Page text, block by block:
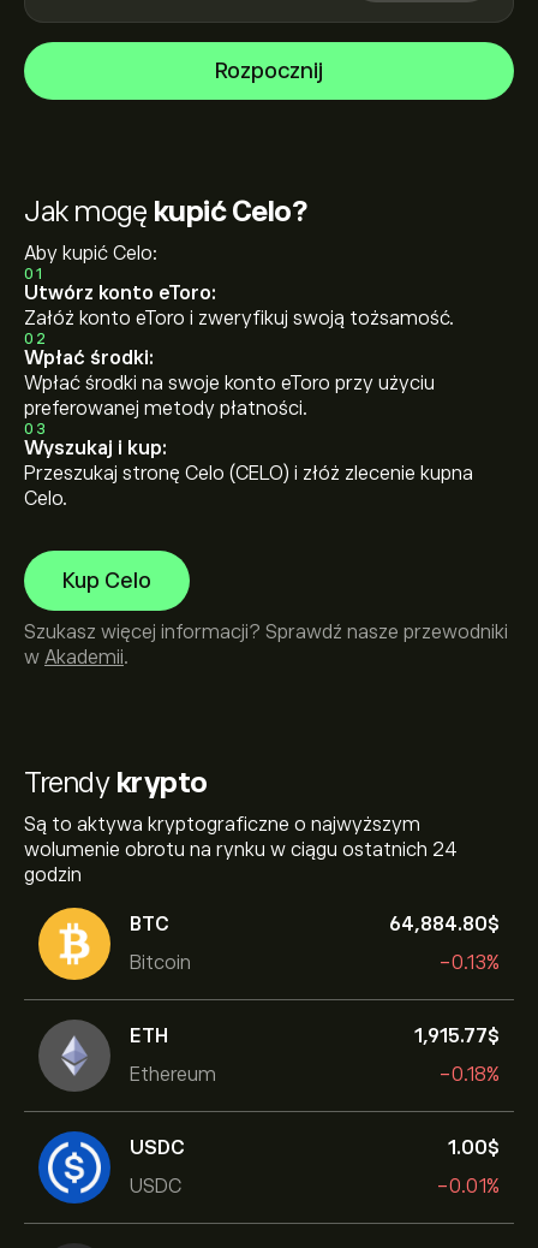
Rozpocznij
Trendy krypto
Są to aktywa kryptograficzne o najwyższym
wolumenie obrotu na rynku w ciągu ostatnich 24
godzin
BTC
Bitcoin
64,884.80‎$‎
-0.13%
ETH
Ethereum
1,915.77‎$‎
-0.18%
USDC
USDC
1.00‎$‎
-0.01%
Jak mogę kupić Celo?
Aby kupić Celo:
01
Utwórz konto eToro:
Załóż konto eToro i zweryfikuj swoją tożsamość.
02
Wpłać środki:
Wpłać środki na swoje konto eToro przy użyciu
preferowanej metody płatności.
03
Wyszukaj i kup:
Przeszukaj stronę Celo (CELO) i złóż zlecenie kupna
Celo.
Kup Celo
Szukasz więcej informacji? Sprawdź nasze przewodniki
w Akademii.